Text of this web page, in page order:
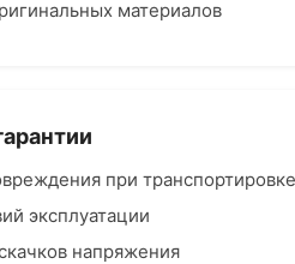
материалов
при транспортировке
эксплуатации
напряжения